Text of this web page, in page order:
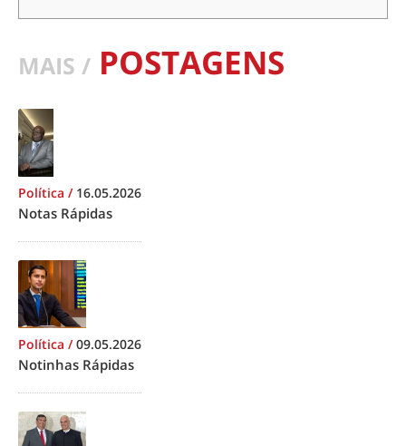
MAIS / POSTAGENS
Política / 16.05.2026
Notas Rápidas
Política /09.05.2026
Notinhas Rápidas